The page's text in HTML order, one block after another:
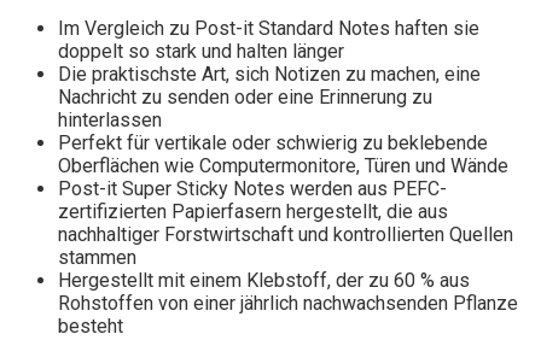
Im Vergleich zu Post-it Standard Notes haften sie
doppelt so stark und halten länger
Die praktischste Art, sich Notizen zu machen, eine
Nachricht zu senden oder eine Erinnerung zu
hinterlassen
Perfekt für vertikale oder schwierig zu beklebende
Oberflächen wie Computermonitore, Türen und Wände
Post-it Super Sticky Notes werden aus PEFC-
zertifizierten Papierfasern hergestellt, die aus
nachhaltiger Forstwirtschaft und kontrollierten Quellen
stammen
Hergestellt mit einem Klebstoff, der zu 60 % aus
Rohstoffen von einer jährlich nachwachsenden Pflanze
besteht